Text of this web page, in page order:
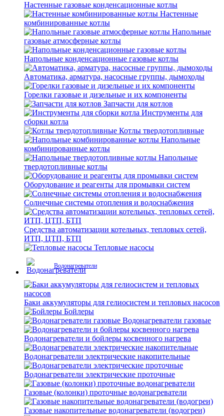
Настенные газовые конденсационные котлы
Настенные
комбинированные котлы
Напольные
газовые атмосферные котлы
Напольные конденсационные газовые котлы
Автоматика, арматура, насосные группы, дымоходы
Горелки газовые и дизельные и их компоненты
Запчасти для котлов
Инструменты для
сборки котла
Котлы твердотопливные
Напольные
комбинированные котлы
Напольные
твердотопливные котлы
Оборудование и реагенты для промывки систем
Солнечные системы отопления и водоснабжения
Средства автоматизации котельных, тепловых сетей,
ИТП, ЦТП, БТП
Тепловые насосы
Водонагреватели
Баки аккумуляторы для гелиосистем и тепловых насосов
Бойлеры
Водонагреватели газовые
Водонагреватели и бойлеры косвенного нагрева
Водонагреватели электрические накопительные
Водонагреватели электрические проточные
Газовые (колонки) проточные водонагреватели
Газовые накопительные водонагреватели (водогреи)